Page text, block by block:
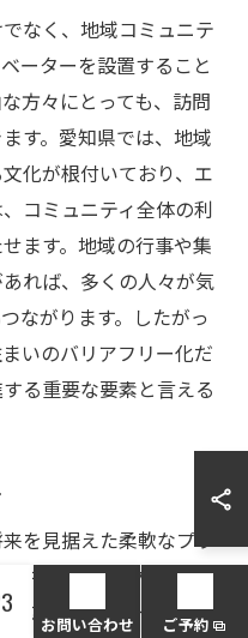
なく、地域コミュニテ
ーターを設置すること
方々にとっても、訪問
す。愛知県では、地域
化が根付いており、エ
コミュニティ全体の利
ます。地域の行事や集
れば、多くの人々が気
ながります。したがっ
いのバリアフリー化だ
る重要な要素と言える
を見据えた柔軟なプラ
や体が不自由な方が安
に、エレベーターの設
お問い合わせ ご予約